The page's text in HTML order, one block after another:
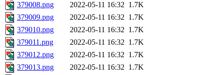
379008.png
2022-05-11 16:32 1.7K
379009.png
2022-05-11 16:32 1.7K
379010.png
2022-05-11 16:32 1.7K
379011.png
2022-05-11 16:32 1.7K
379012.png
2022-05-11 16:32 1.7K
379013.png
2022-05-11 16:32 1.7K